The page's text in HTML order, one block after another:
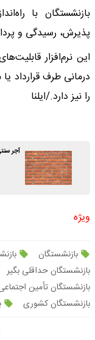
بازنشستگان با
پذیرش، رسیدگی و
این نرم‌افزار
درمانی طرف قرارداد
را نیز دارد./
آجر سنتی حیدری
ویژه
بازنشستگان
بازنشستگان حداقلی بگیر
بازنشستگان تأمین
بازنشستگان کشوری